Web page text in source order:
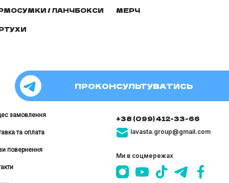
/ ЛАНЧБОКСИ МЕРЧ
замовлення
та оплата
повернення
ПРОКОНСУЛЬТУВАТИСЬ
+38 (099) 412-33-66
Ми в соцмережах
lavasta.group@gmail.com